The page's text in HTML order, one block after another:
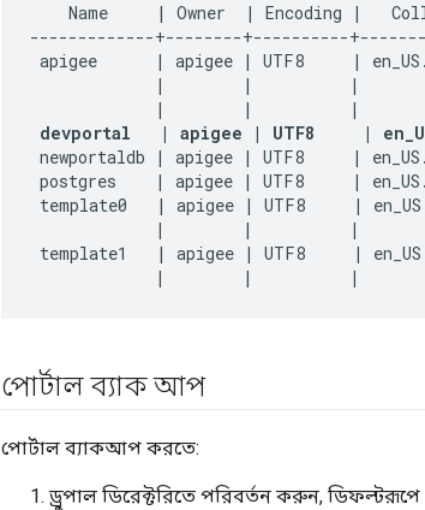
Name     | Owner  | Encoding |
-------------+--------+----------
apigee      | apigee | UTF8     |
|
|          |
|
|          |
devportal   | apigee | UTF8     |
newportaldb | apigee | UTF8     |
postgres    | apigee | UTF8     |
template0   | apigee | UTF8     |
|
|          |
template1   | apigee | UTF8     |
|
|          |
পোর্টাল ব্যাক আপ
পোর্টাল ব্যাকআপ করতে:
ড্রুপাল ডিরেক্টরিতে পরিবর্তন করুন, ডিফল্টরূপে